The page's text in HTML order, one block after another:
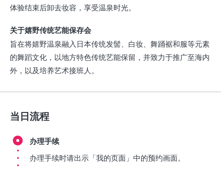
体验结束后卸去妆容，享受温泉时光。
关于嬉野传统艺能保存会
旨在将嬉野温泉融入日本传统发髻、白妆、舞踊裾和服等元素
的舞蹈文化，以地方特色传统艺能保留，并致力于推广至海内
外，以及培养艺术接班人。
当日流程
办理手续
办理手续时请出示「我的页面」中的预约画面。